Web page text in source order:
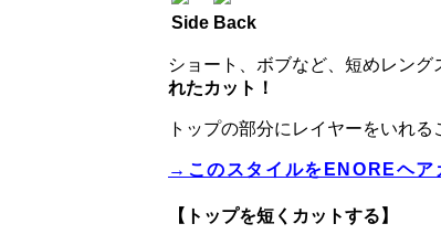
Side Back
ショート、ボブなど、短めレング
れたカット！
トップの部分にレイヤーをいれる
→このスタイルをENOREヘア
【トップを短くカットする】